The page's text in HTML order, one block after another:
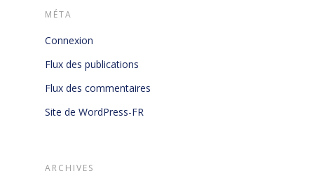
MÉTA
Connexion
Flux des publications
Flux des commentaires
Site de WordPress-FR
ARCHIVES